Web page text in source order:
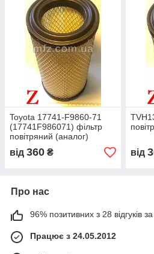
Toyota 17741-F9860-71
(17741F986071) фільтр
повітряний (аналог)
від 360 ₴ від
Про нас
96% позитивних з 28 відгуків за
Працює з 24.05.2012